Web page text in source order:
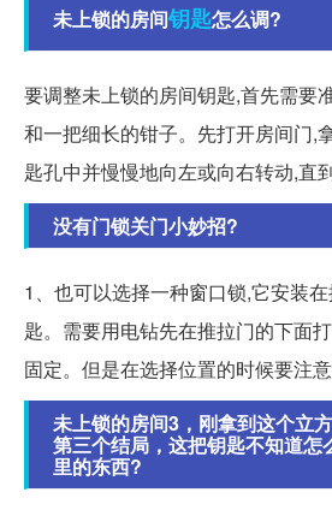
未上锁的房间钥匙怎么调?
要调整未上锁的房间钥匙,首先需要
和一把细长的钳子。先打开房间门,
匙孔中并慢慢地向左或向右转动,直
没有门锁关门小妙招?
1、也可以选择一种窗口锁,它安装
匙。需要用电钻先在推拉门的下面
固定。但是在选择位置的时候要注意
未上锁的房间3，刚拿到这个立
第三个结局，这把钥匙不知道怎
里的东西?